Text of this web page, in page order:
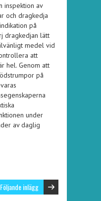
inspektion av
och dragkedja
på
dragkedjan lätt
medel vid
att
hel. Genom att
på
under
av daglig
Följande inlägg